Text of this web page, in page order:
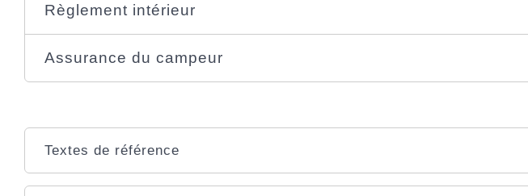
Règlement intérieur
Assurance du campeur
Textes de référence